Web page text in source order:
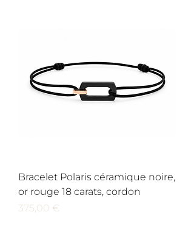
Bracelet Polaris céramique noire,
or rouge 18 carats, cordon
Prix
375,00 €